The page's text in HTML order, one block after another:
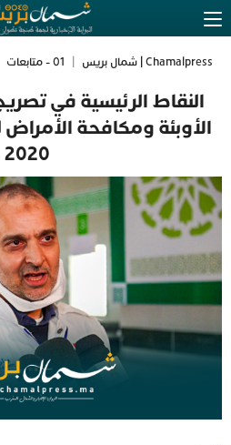
Chamalpress | شمال بريس 01 - متابعات
النقاط الرئيسية في
2020